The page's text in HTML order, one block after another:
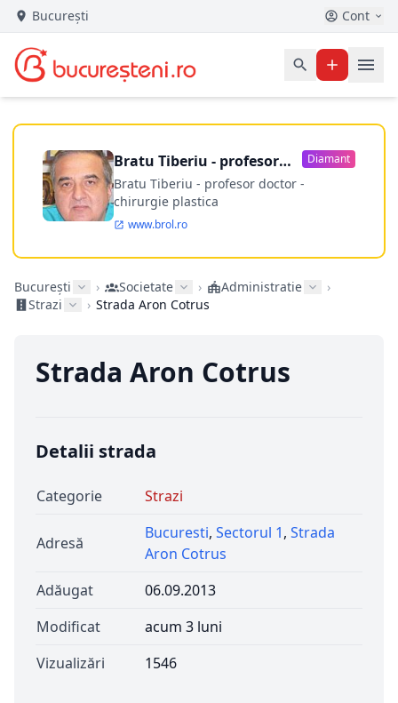
București Cont
Bratu Tiberiu - profesor
doctor
Diamant
Bratu Tiberiu - profesor doctor -
chirurgie plastica
www.brol.ro
București › Societate › Administratie
›
Strazi
› Strada Aron Cotrus
Strada Aron Cotrus
Detalii strada
Categorie Strazi
Adresă
Bucuresti, Sectorul 1, Strada
Aron Cotrus
Adăugat
06.09.2013
Modificat
acum 3 luni
Vizualizări
1546